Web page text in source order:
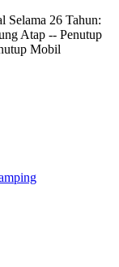
Selama 26 Tahun:
Atap -- Penutup
Mobil